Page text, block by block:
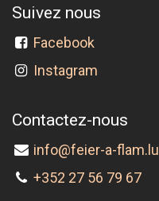
Suivez nous
Facebook
Instagram
Contactez-nous
info@feier-a-flam.lu
+352 27 56 79 67